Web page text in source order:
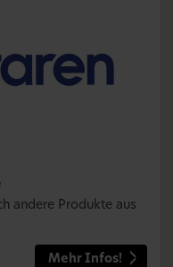
andere Produkte aus
Mehr Infos!